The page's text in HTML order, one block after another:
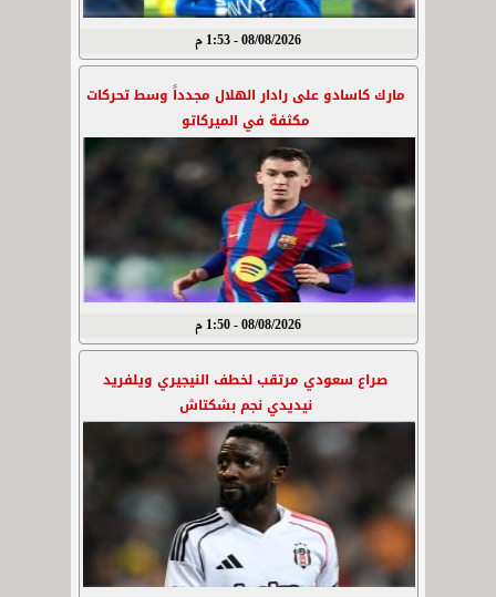
08/08/2026 - 1:53 م
مارك كاسادو على رادار الهلال مجدداً وسط تحركات
مكثفة في الميركاتو
08/08/2026 - 1:50 م
صراع سعودي مرتقب لخطف النيجيري ويلفريد
نيديدي نجم بشكتاش